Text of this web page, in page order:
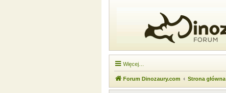
Więcej…
Forum Dinozaury.com Strona główna